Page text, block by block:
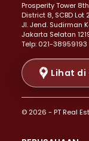
Properti Dijual di
Properti Dijual di
Properti Dijual di
Properti Dijual di
Properti Dijual di
Properti Dijual di
Properti Dijual di
Properti
Prosperity Tower
District 8, SCBD Lot
JI. Jend. Sudirman
Jakarta Selatan
Telp: 021-38959193
Lihat di
© 2026 - PT Real